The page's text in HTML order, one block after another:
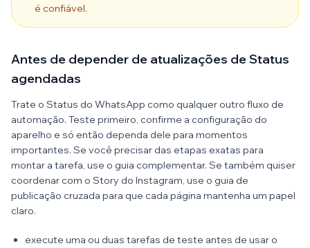
é confiável.
Antes de depender de atualizações de Status
agendadas
Trate o Status do WhatsApp como qualquer outro fluxo de
automação. Teste primeiro, confirme a configuração do
aparelho e só então dependa dele para momentos
importantes. Se você precisar das etapas exatas para
montar a tarefa, use o guia complementar. Se também quiser
coordenar com o Story do Instagram, use o guia de
publicação cruzada para que cada página mantenha um papel
claro.
execute uma ou duas tarefas de teste antes de usar o